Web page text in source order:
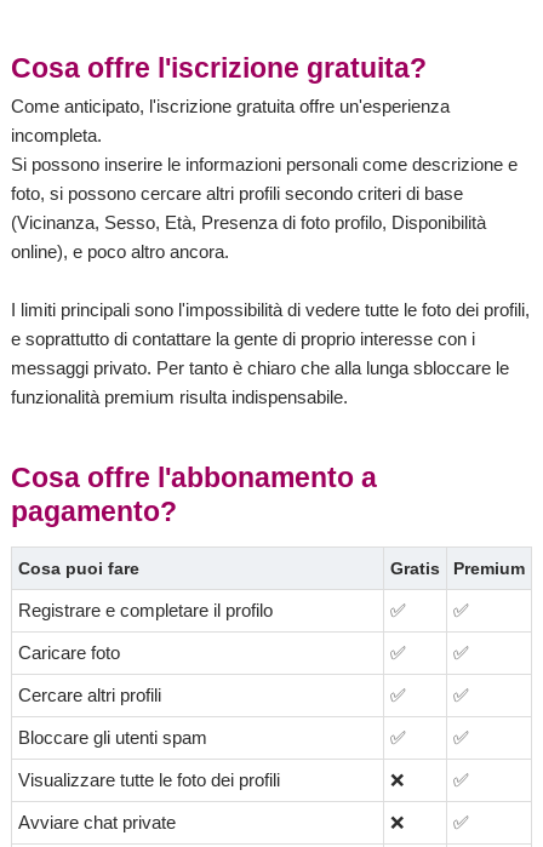
Cosa offre l'iscrizione gratuita?
Come anticipato, l'iscrizione gratuita offre un'esperienza
incompleta.
Si possono inserire le informazioni personali come descrizione e
foto, si possono cercare altri profili secondo criteri di base
(Vicinanza, Sesso, Età, Presenza di foto profilo, Disponibilità
online), e poco altro ancora.
I limiti principali sono l'impossibilità di vedere tutte le foto dei profili,
e soprattutto di contattare la gente di proprio interesse con i
messaggi privato. Per tanto è chiaro che alla lunga sbloccare le
funzionalità premium risulta indispensabile.
Cosa offre l'abbonamento a
pagamento?
Cosa puoi fare Gratis Premium
Registrare e completare il profilo ✅ ✅
Caricare foto ✅ ✅
Cercare altri profili ✅ ✅
Bloccare gli utenti spam ✅ ✅
Visualizzare tutte le foto dei profili ❌ ✅
Avviare chat private ❌ ✅